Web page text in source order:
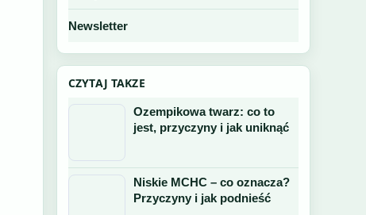
Newsletter
CZYTAJ TAKZE
Ozempikowa twarz: co to
jest, przyczyny i jak uniknąć
Niskie MCHC – co oznacza?
Przyczyny i jak podnieść